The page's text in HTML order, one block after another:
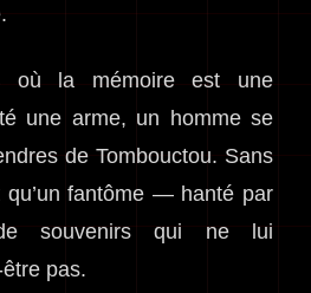
où la mémoire est une
une arme, un homme se
de Tombouctou. Sans
qu’un fantôme — hanté par
souvenirs qui ne lui
pas.